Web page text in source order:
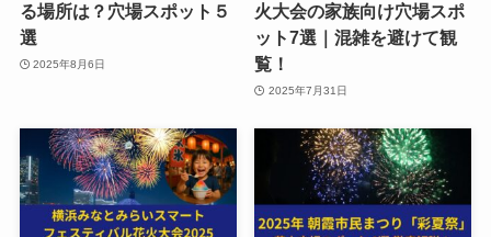
る場所は？穴場スポット５
選
2025年8月6日
火大会の家族向け穴場スポ
ット7選｜混雑を避けて観
覧！
2025年7月31日